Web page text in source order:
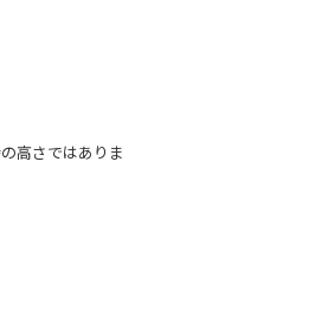
高さではありま